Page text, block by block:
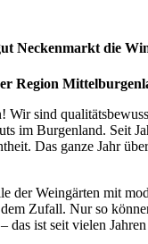
Neckenmarkt die
Region
sind
im Burgenland. Seit
Das ganze Jahr
Weingärten mit
Zufall. Nur so
ist seit vielen